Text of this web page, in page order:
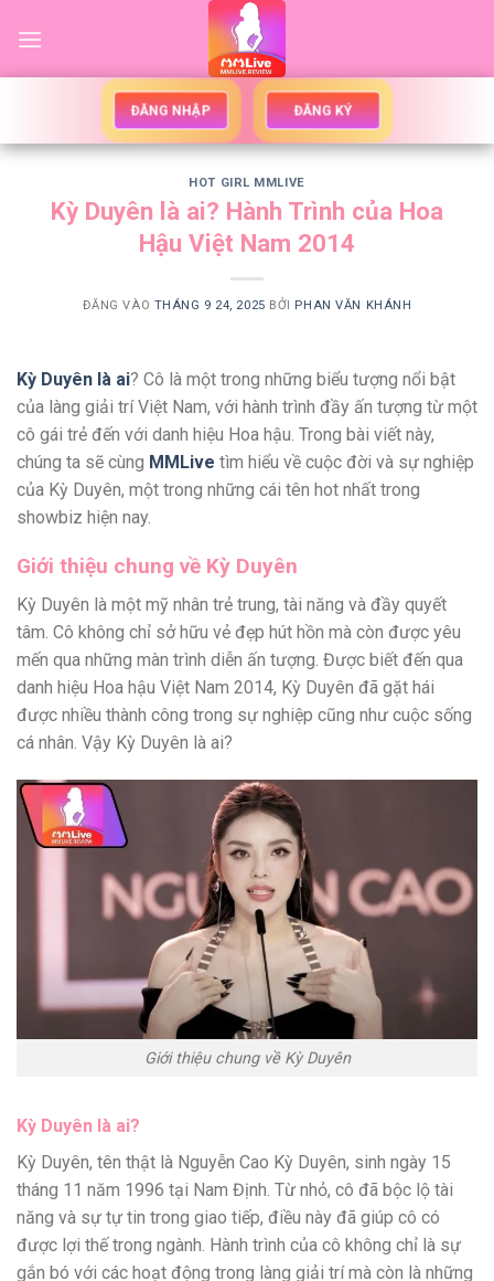
qua
ĐĂNG NHẬP ĐĂNG KÝ
HOT GIRL MMLIVE
Kỳ Duyên là ai? Hành Trình của Hoa
Hậu Việt Nam 2014
ĐĂNG VÀO THÁNG 9 24, 2025 BỞI PHAN VĂN KHÁNH
Kỳ Duyên là ai? Cô là một trong những biểu tượng nổi bật
của làng giải trí Việt Nam, với hành trình đầy ấn tượng từ một
cô gái trẻ đến với danh hiệu Hoa hậu. Trong bài viết này,
chúng ta sẽ cùng MMLive tìm hiểu về cuộc đời và sự nghiệp
của Kỳ Duyên, một trong những cái tên hot nhất trong
showbiz hiện nay.
Giới thiệu chung về Kỳ Duyên
Kỳ Duyên là một mỹ nhân trẻ trung, tài năng và đầy quyết
tâm. Cô không chỉ sở hữu vẻ đẹp hút hồn mà còn được yêu
mến qua những màn trình diễn ấn tượng. Được biết đến qua
danh hiệu Hoa hậu Việt Nam 2014, Kỳ Duyên đã gặt hái
được nhiều thành công trong sự nghiệp cũng như cuộc sống
cá nhân. Vậy Kỳ Duyên là ai?
Giới thiệu chung về Kỳ Duyên
Kỳ Duyên là ai?
Kỳ Duyên, tên thật là Nguyễn Cao Kỳ Duyên, sinh ngày 15
tháng 11 năm 1996 tại Nam Định. Từ nhỏ, cô đã bộc lộ tài
năng và sự tự tin trong giao tiếp, điều này đã giúp cô có
được lợi thế trong ngành. Hành trình của cô không chỉ là sự
gắn bó với các hoạt động trong làng giải trí mà còn là những